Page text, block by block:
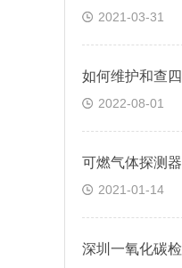
2021-03-31
如何维护和查
2022-08-01
2021-01-14
深圳一氧化碳